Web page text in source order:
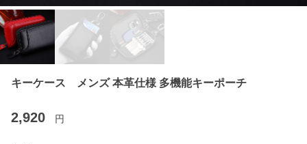
キーケース メンズ 本革仕様 多機能キーポーチ
2,920 円